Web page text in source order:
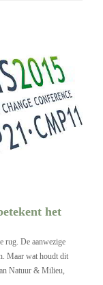
het
rug. De aanwezige
Maar wat houdt dit
Natuur & Milieu,